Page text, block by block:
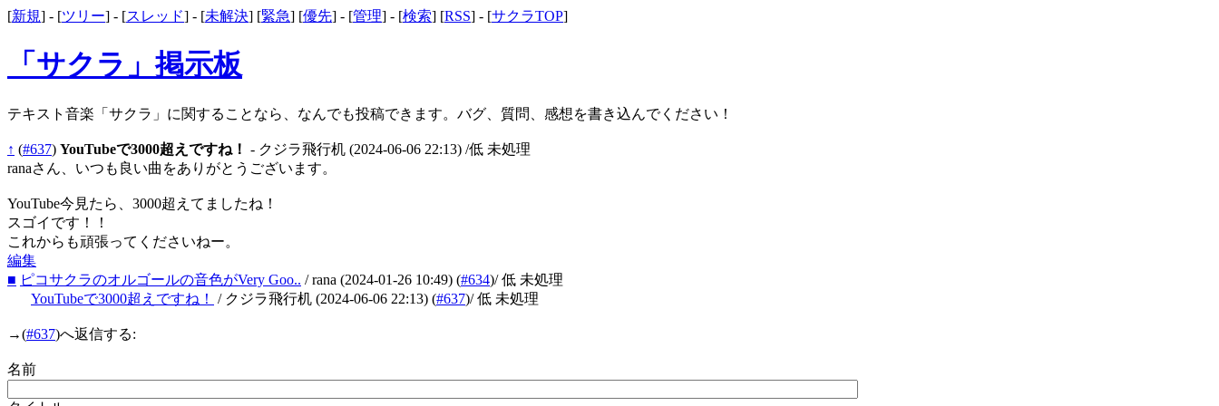
[新規] - [ツリー] - [スレッド] - [未解決] [緊急] [優先] - [管理] - [検索] [RSS] - [サクラTOP]
「サクラ」掲示板
テキスト音楽「サクラ」に関することなら、なんでも投稿できます。バグ、質問、感想を書き込んでください！
↑ (#637) YouTubeで3000超えですね！ - クジラ飛行机 (2024-06-06 22:13) /低 未処理
ranaさん、いつも良い曲をありがとうございます。
YouTube今見たら、3000超えてましたね！
スゴイです！！
これからも頑張ってくださいねー。
編集
■ ピコサクラのオルゴールの音色がVery Goo.. / rana (2024-01-26 10:49) (#634)/ 低 未処理
YouTubeで3000超えですね！
/ クジラ飛行机 (2024-06-06 22:13) (#637)/ 低 未処理
→(#637)へ返信する:
名前